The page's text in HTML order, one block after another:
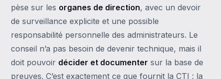
pèse sur les organes de direction, avec un devoir
de surveillance explicite et une possible
responsabilité personnelle des administrateurs. Le
conseil n’a pas besoin de devenir technique, mais il
doit pouvoir décider et documenter sur la base de
preuves. C’est exactement ce que fournit la CTI : la